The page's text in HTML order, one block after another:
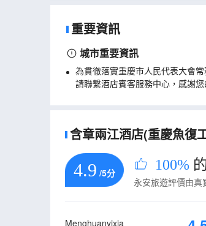
重要資訊
城市重要資訊
為貫徹落實重慶市人民代表大會
請聯繫酒店賓客服務中心，感謝您
含章兩江酒店(重慶魚復
4.9 /5分 100%
永安旅遊評價由真
Menghuanyixia